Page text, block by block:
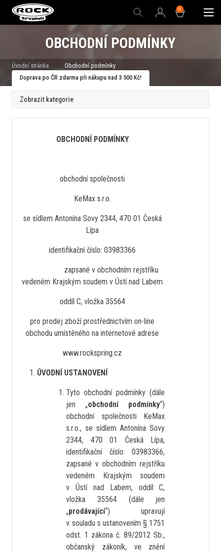
0
OBCHODNÍ PODMÍNKY
Úvodní stránka
Obchodní podmínky
Doprava po ČR zdarma při nákupu nad 3 500 Kč!
OBCHODNÍ PODMÍNKY
obchodní společnosti
KeMax s.r.o.
se sídlem Antonína Sovy 2344, 470 01 Česká
Lípa
identifikační číslo: 03983366
zapsané v obchodním rejstříku
vedeném Krajským soudem v Ústí nad Labem
oddíl C, vložka 35564
pro prodej zboží prostřednictvím on-line
obchodu umístěného na internetové adrese
www.rockspring.cz
ÚVODNÍ USTANOVENÍ
Tyto obchodní podmínky (dále
jen „obchodní podmínky“)
obchodní společnosti KeMax
s.r.o., se sídlemAntonína Sovy
2344, 470 01 Česká Lípa,
identifikační číslo: 03983366,
zapsané v obchodním rejstříku
vedeném Krajským soudem
v Ústí nad Labem, oddíl C,
vložka 35564 (dále jen
„prodávající“) upravují
v souladu s ustanovením § 1751
odst. 1 zákona č. 89/2012 Sb.,
občanský zákoník, ve znění
Zobrazit kategorie